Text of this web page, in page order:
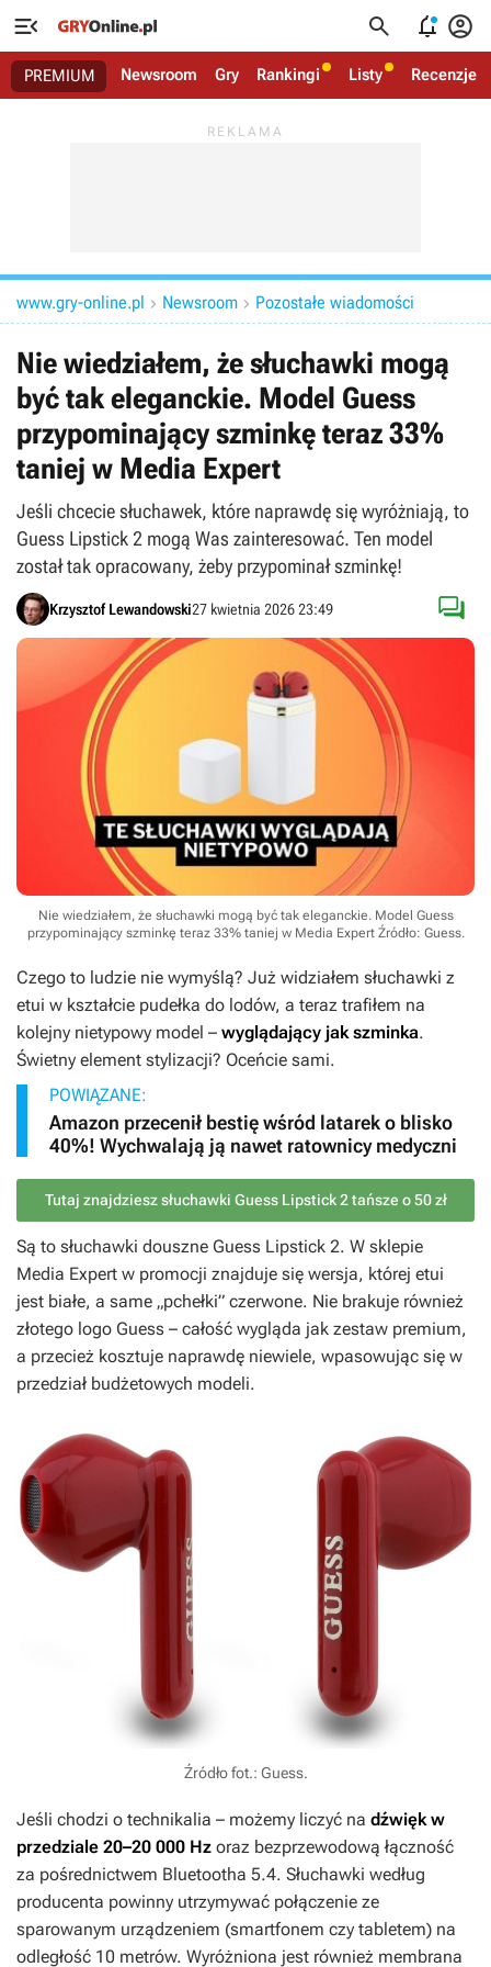
   
PREMIUM Newsroom Gry Rankingi Listy Recenzje
www.gry-online.pl  Newsroom  Pozostałe wiadomości
Nie wiedziałem, że słuchawki mogą
być tak eleganckie. Model Guess
przypominający szminkę teraz 33%
taniej w Media Expert
Jeśli chcecie słuchawek, które naprawdę się wyróżniają, to
Guess Lipstick 2 mogą Was zainteresować. Ten model
został tak opracowany, żeby przypominał szminkę!
Krzysztof Lewandowski27 kwietnia 2026 23:49 
Nie wiedziałem, że słuchawki mogą być tak eleganckie. Model Guess
przypominający szminkę teraz 33% taniej w Media Expert Źródło: Guess.
Czego to ludzie nie wymyślą? Już widziałem słuchawki z
etui w kształcie pudełka do lodów, a teraz trafiłem na
kolejny nietypowy model – wyglądający jak szminka.
Świetny element stylizacji? Oceńcie sami.
POWIĄZANE:
Amazon przecenił bestię wśród latarek o blisko
40%! Wychwalają ją nawet ratownicy medyczni
Tutaj znajdziesz słuchawki Guess Lipstick 2 tańsze o 50 zł
Są to słuchawki douszne Guess Lipstick 2. W sklepie
Media Expert w promocji znajduje się wersja, której etui
jest białe, a same „pchełki” czerwone. Nie brakuje również
złotego logo Guess – całość wygląda jak zestaw premium,
a przecież kosztuje naprawdę niewiele, wpasowując się w
przedział budżetowych modeli.
Źródło fot.: Guess.
Jeśli chodzi o technikalia – możemy liczyć na dźwięk w
przedziale 20–20 000 Hz oraz bezprzewodową łączność
za pośrednictwem Bluetootha 5.4. Słuchawki według
producenta powinny utrzymywać połączenie ze
sparowanym urządzeniem (smartfonem czy tabletem) na
odległość 10 metrów. Wyróżniona jest również membrana